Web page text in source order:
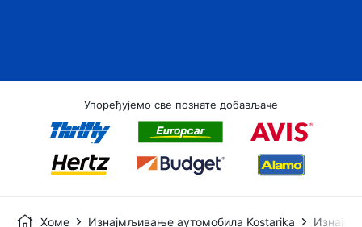
Упоређујемо све познате добављаче
Хоме Изнајмљивање аутомобила Kostarika